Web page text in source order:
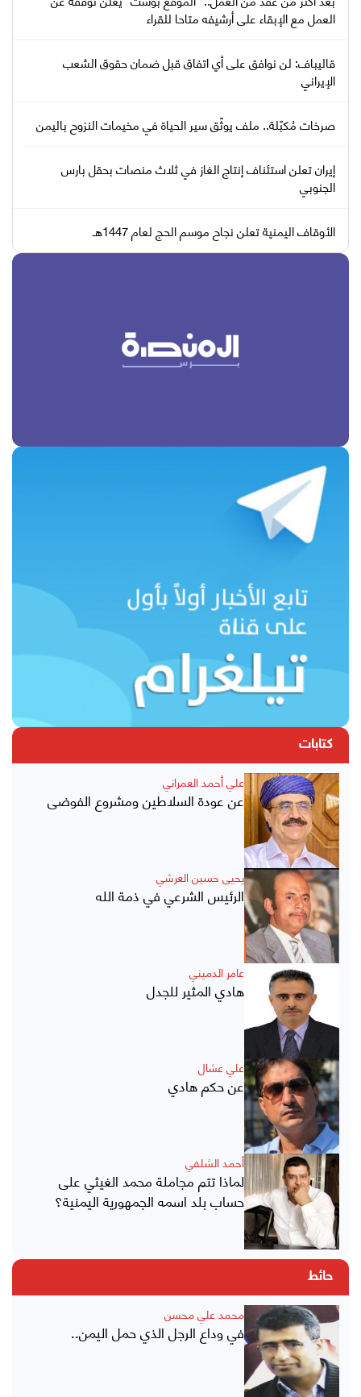
العمل مع الإبقاء على أرشيفه متاحا للقراء
قاليباف: لن نوافق على أي اتفاق قبل ضمان حقوق الشعب
الإيراني
صرخات مُكبّلة.. ملف يوثّق سير الحياة في مخيمات النزوح باليمن
إيران تعلن استئناف إنتاج الغاز في ثلاث منصات بحقل بارس
الجنوبي
الأوقاف اليمنية تعلن نجاح موسم الحج لعام 1447هـ
كتابات
علي أحمد العمراني
عن عودة السلاطين ومشروع الفوضى
يحيى حسين العرشي
الرئيس الشرعي في ذمة الله
عامر الدميني
هادي المثير للجدل
علي عشال
عن حكم هادي
أحمد الشلفي
لماذا تتم مجاملة محمد الغيثي على
حساب بلد اسمه الجمهورية اليمنية؟
حائط
محمد علي محسن
في وداع الرجل الذي حمل اليمن..